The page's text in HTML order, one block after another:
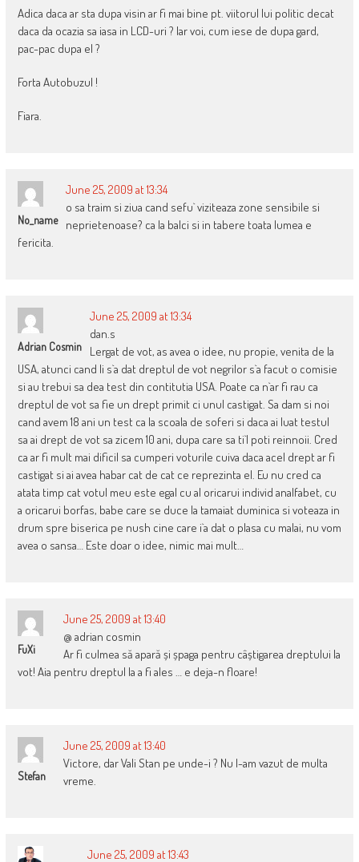
Adica daca ar sta dupa visin ar fi mai bine pt. viitorul lui politic decat
daca da ocazia sa iasa in LCD-uri ? Iar voi, cum iese de dupa gard,
pac-pac dupa el ?
Forta Autobuzul !
Fiara.
No_name
June 25, 2009 at 13:34
o sa traim si ziua cand sefu` viziteaza zone sensibile si
neprietenoase? ca la balci si in tabere toata lumea e
fericita.
Adrian Cosmin
June 25, 2009 at 13:34
dan.s
Lergat de vot, as avea o idee, nu propie, venita de la
USA, atunci cand li s`a dat dreptul de vot negrilor s`a facut o comisie
si au trebui sa dea test din contitutia USA. Poate ca n`ar fi rau ca
dreptul de vot sa fie un drept primit ci unul castigat. Sa dam si noi
cand avem 18 ani un test ca la scoala de soferi si daca ai luat testul
sa ai drept de vot sa zicem 10 ani, dupa care sa ti`l poti reinnoii. Cred
ca ar fi mult mai dificil sa cumperi voturile cuiva daca acel drept ar fi
castigat si ai avea habar cat de cat ce reprezinta el. Eu nu cred ca
atata timp cat votul meu este egal cu al oricarui individ analfabet, cu
a oricarui borfas, babe care se duce la tamaiat duminica si voteaza in
drum spre biserica pe nush cine care i`a dat o plasa cu malai, nu vom
avea o sansa… Este doar o idee, nimic mai mult…
FuXi
June 25, 2009 at 13:40
@ adrian cosmin
Ar fi culmea să apară și șpaga pentru câștigarea dreptului la
vot! Aia pentru dreptul la a fi ales … e deja-n floare!
Stefan
June 25, 2009 at 13:40
Victore, dar Vali Stan pe unde-i ? Nu l-am vazut de multa
vreme.
June 25, 2009 at 13:43